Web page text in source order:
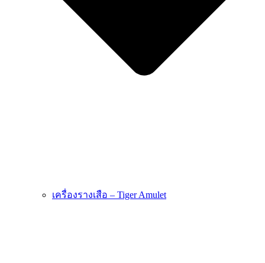
เครื่องรางเสือ – Tiger Amulet